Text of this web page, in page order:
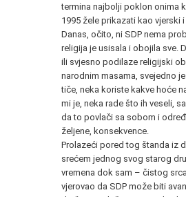
termina najbolji poklon onima
1995 žele prikazati kao vjerski
Danas, očito, ni SDP nema
religija je usisala i obojila sve.
ili svjesno podilaze religijski
narodnim masama, svejedno
tiče, neka koriste kakve hoće
mi je, neka rade što ih veseli,
da to povlači sa sobom i
željene, konsekvence.
Prolazeći pored tog štanda iz
srećem jednog svog starog
vremena dok sam – čistog
vjerovao da SDP može biti